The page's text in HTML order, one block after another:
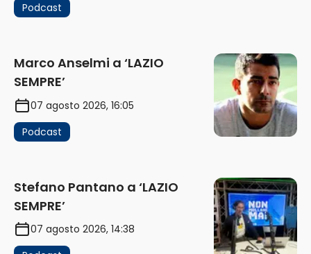
Podcast
Marco Anselmi a ‘LAZIO
SEMPRE’
07 agosto 2026, 16:05
Podcast
Stefano Pantano a ‘LAZIO
SEMPRE’
07 agosto 2026, 14:38